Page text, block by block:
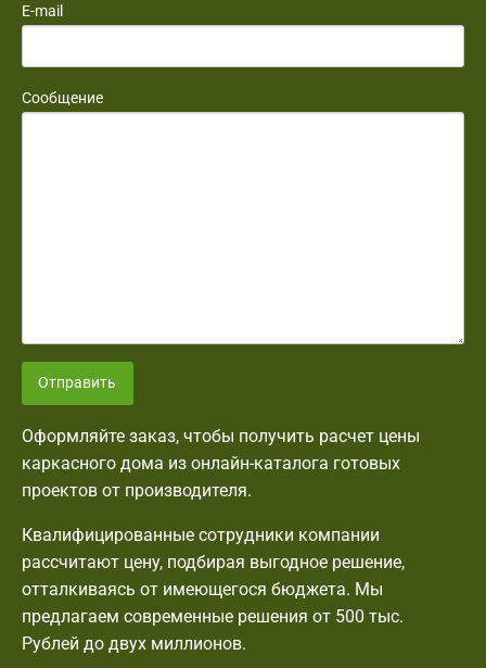
E-mail
Сообщение
Отправить
Оформляйте заказ, чтобы получить расчет цены
каркасного дома из онлайн-каталога готовых
проектов от производителя.
Квалифицированные сотрудники компании
рассчитают цену, подбирая выгодное решение,
отталкиваясь от имеющегося бюджета. Мы
предлагаем современные решения от 500 тыс.
Рублей до двух миллионов.